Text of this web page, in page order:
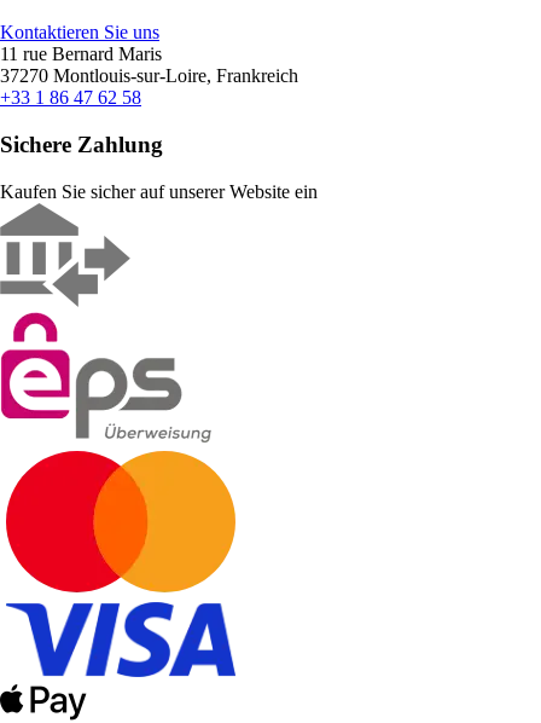
Kontaktieren Sie uns
11 rue Bernard Maris
37270 Montlouis-sur-Loire, Frankreich
+33 1 86 47 62 58
Sichere Zahlung
Kaufen Sie sicher auf unserer Website ein